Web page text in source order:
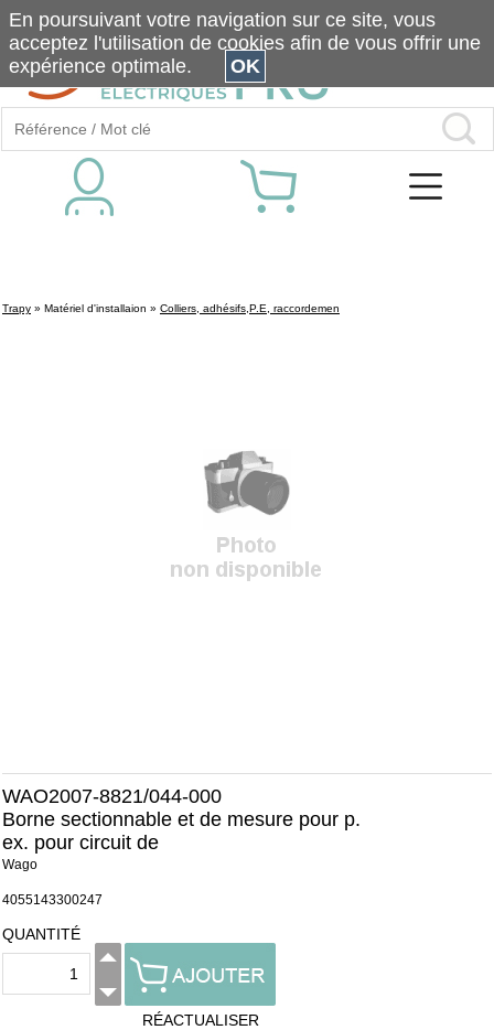
Trapy » Matériel d'installaion » Colliers, adhésifs,P.E, raccordemen
WAO2007-8821/044-000
Borne sectionnable et de mesure pour p.
ex. pour circuit de
Wago
4055143300247
QUANTITÉ
RÉACTUALISER
En poursuivant votre navigation sur ce site, vous
acceptez l'utilisation de cookies afin de vous offrir une
expérience optimale.
OK